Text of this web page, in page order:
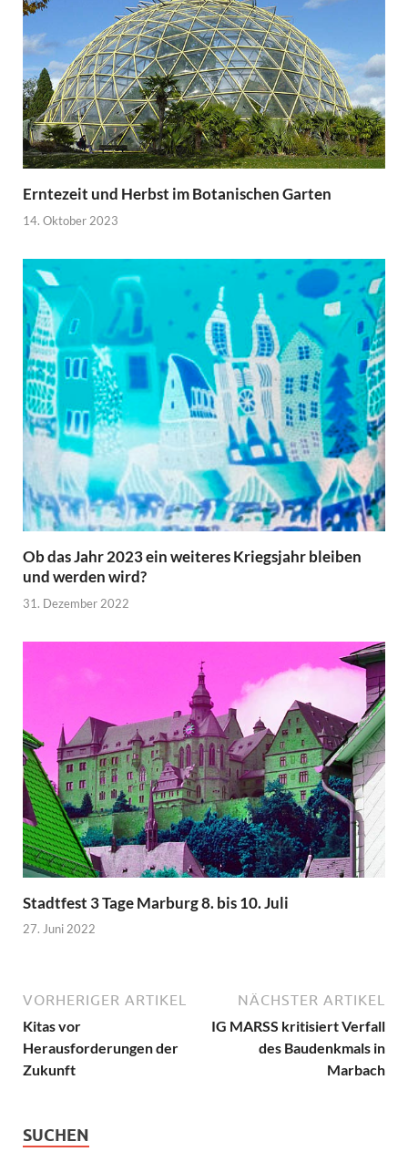
Erntezeit und Herbst im Botanischen Garten
14. Oktober 2023
Ob das Jahr 2023 ein weiteres Kriegsjahr bleiben
und werden wird?
31. Dezember 2022
Stadtfest 3 Tage Marburg 8. bis 10. Juli
27. Juni 2022
VORHERIGER ARTIKEL
Kitas vor
Herausforderungen der
Zukunft
NÄCHSTER ARTIKEL
IG MARSS kritisiert Verfall
des Baudenkmals in
Marbach
SUCHEN